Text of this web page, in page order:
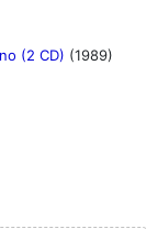
(2 CD) (1989)